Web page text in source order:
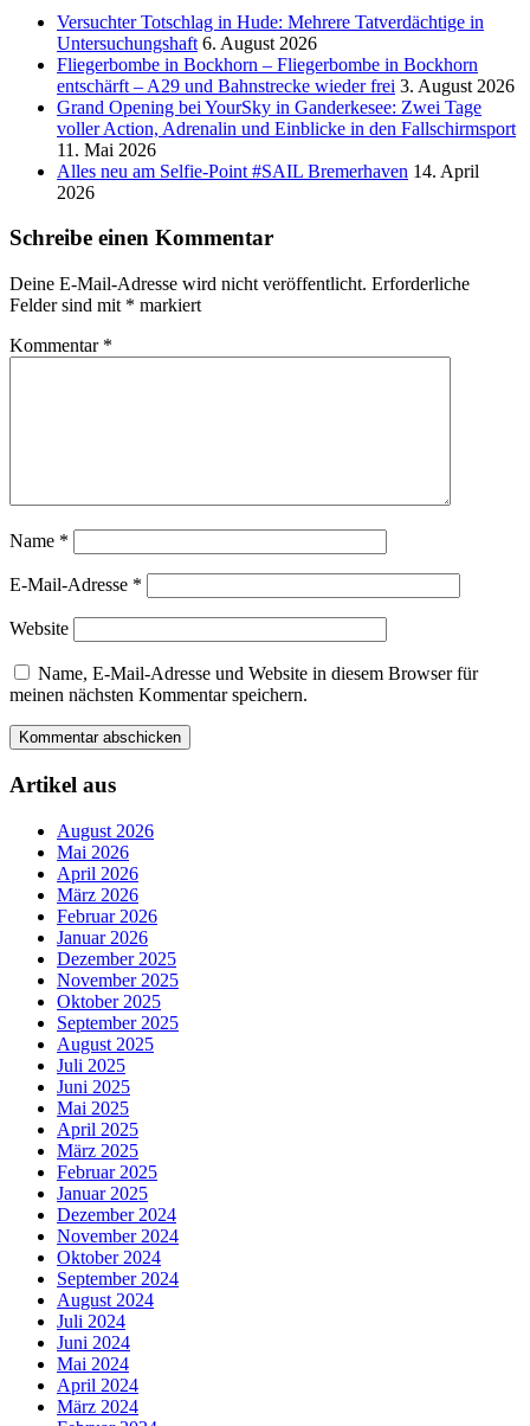
Versucht­er Totschlag in Hude: Mehrere Tatverdächtige in
Untersuchungshaft 6. August 2026
Fliegerbombe in Bockhorn – Fliegerbombe in Bockhorn
entschärft – A29 und Bahnstrecke wieder frei 3. August 2026
Grand Opening bei YourSky in Ganderkesee: Zwei Tage
voller Action, Adrenalin und Einblicke in den Fallschirmsport
11. Mai 2026
Alles neu am Selfie-Point #SAIL Bremerhaven 14. April
2026
Schreibe einen Kommentar
Deine E-Mail-Adresse wird nicht veröffentlicht. Erforderliche
Felder sind mit * markiert
Kommentar *
Name *
E-Mail-Adresse *
Website
Name, E-Mail-Adresse und Website in diesem Browser für
meinen nächsten Kommentar speichern.
Artikel aus
August 2026
Mai 2026
April 2026
März 2026
Februar 2026
Januar 2026
Dezember 2025
November 2025
Oktober 2025
September 2025
August 2025
Juli 2025
Juni 2025
Mai 2025
April 2025
März 2025
Februar 2025
Januar 2025
Dezember 2024
November 2024
Oktober 2024
September 2024
August 2024
Juli 2024
Juni 2024
Mai 2024
April 2024
März 2024